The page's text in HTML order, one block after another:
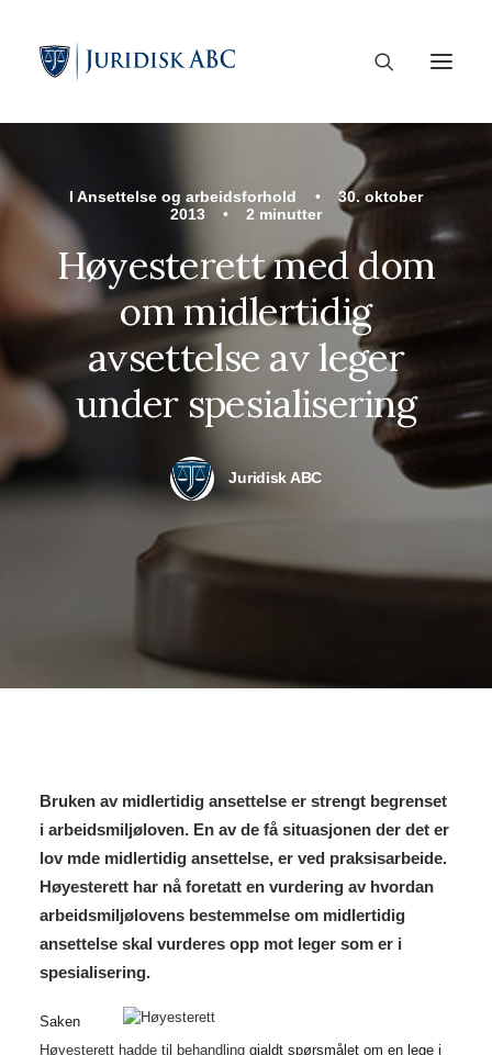
IAnsettelse og arbeidsforhold •
30. oktober
2013
• 2 minutter
Høyesterett med dom
om midlertidig
avsettelse av leger
under spesialisering
Juridisk ABC
Bruken av midlertidig ansettelse er strengt begrenset
i arbeidsmiljøloven. En av de få situasjonen der det er
lov mde midlertidig ansettelse, er ved praksisarbeide.
Høyesterett har nå foretatt en vurdering av hvordan
arbeidsmiljølovens bestemmelse om midlertidig
ansettelse skal vurderes opp mot leger som er i
spesialisering.
Saken
Høyesterett hadde til behandling gjaldt spørsmålet om en lege i